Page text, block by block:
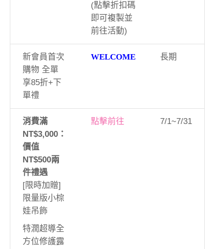
(點擊折扣碼
即可複製並
前往活動)
新會員首次
購物 全單
享85折+下
單禮
WELCOME 長期
消費滿
NT$3,000：
價值
NT$500兩
件禮遇
[限時加贈]
限量版小棕
娃吊飾
特潤超導全
方位修護露
點擊前往 7/1~7/31